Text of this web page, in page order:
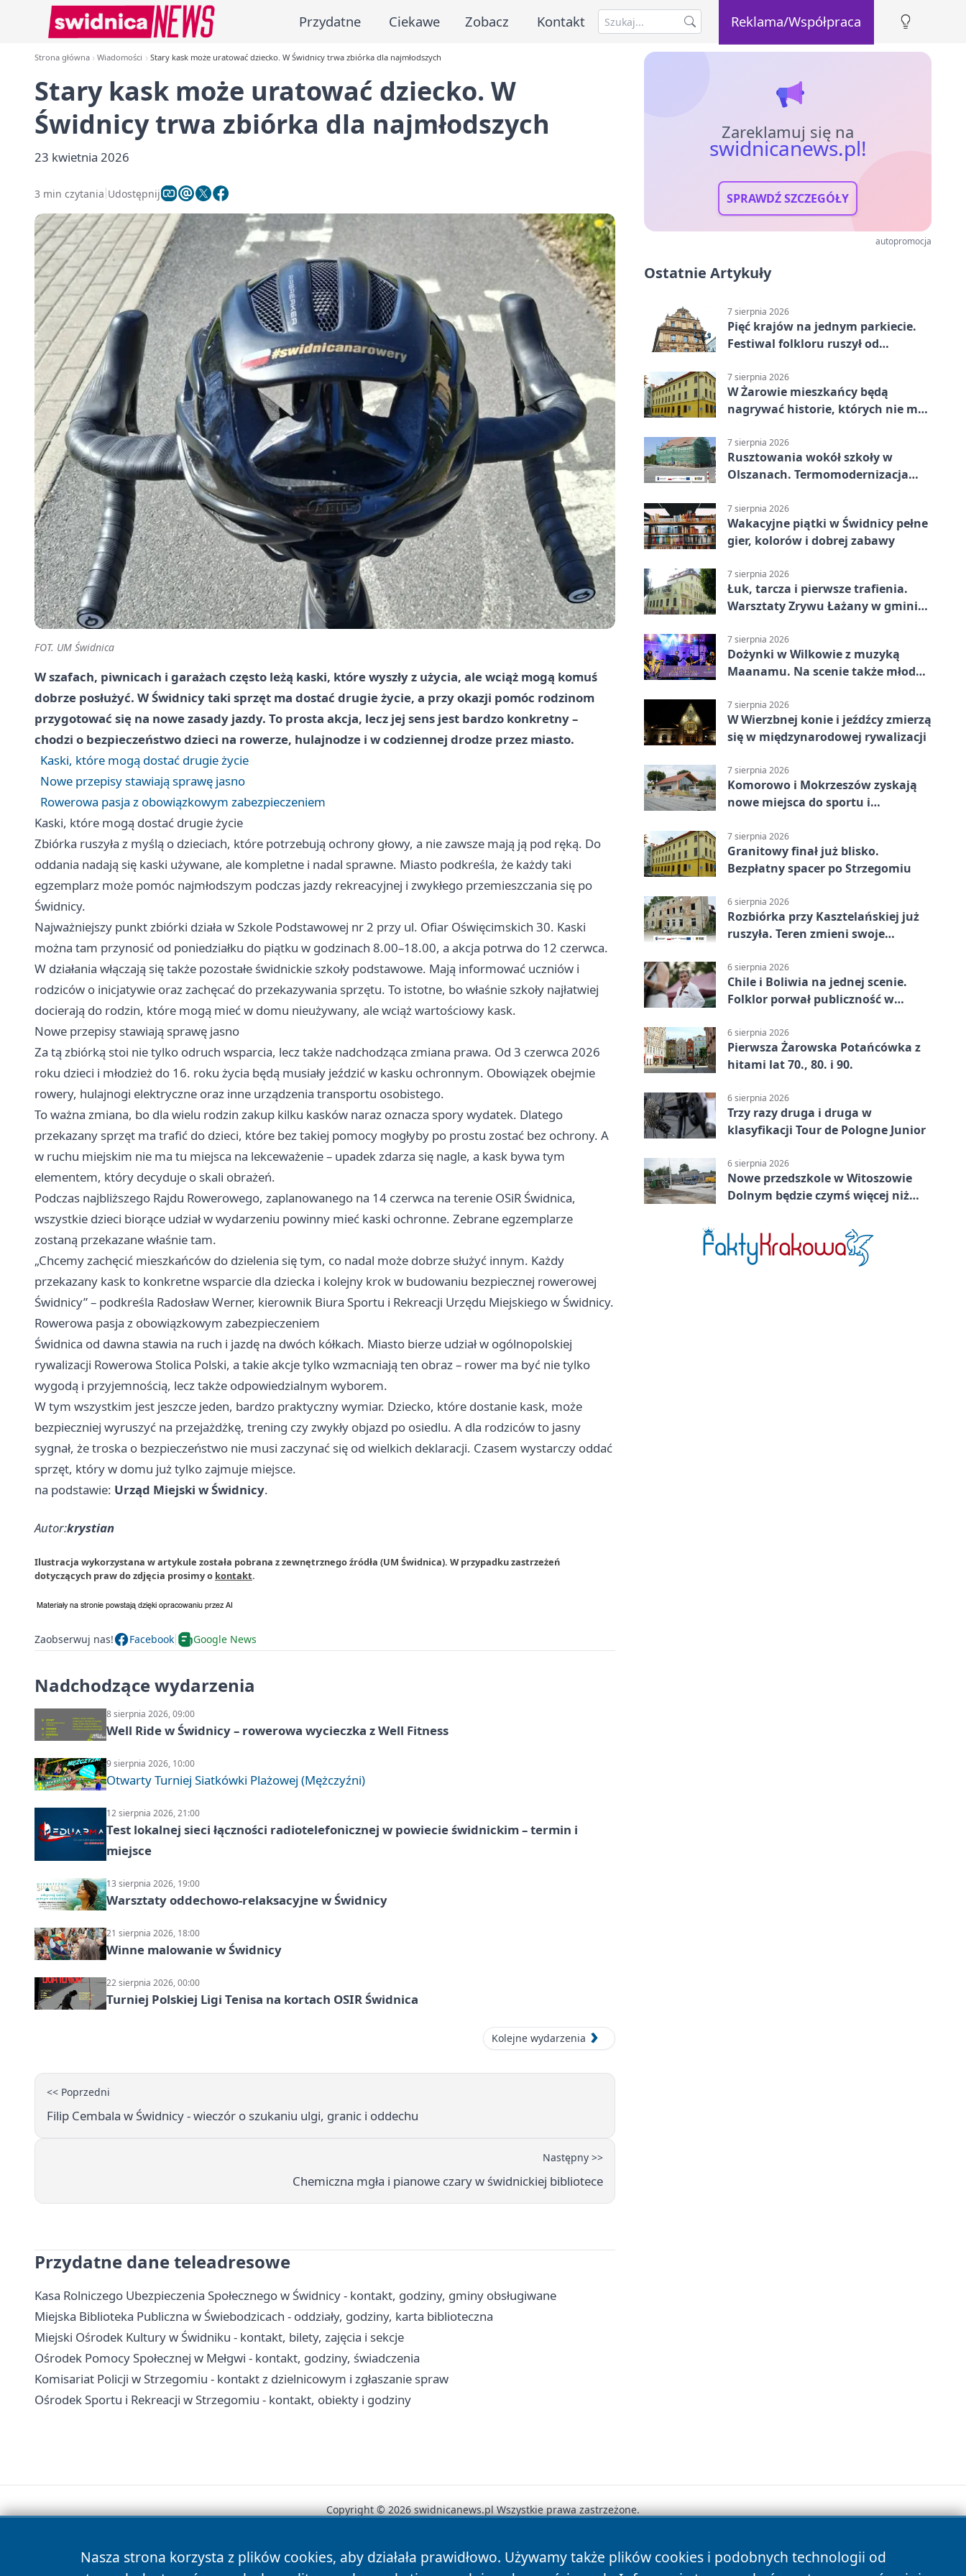
Przydatne Ciekawe Zobacz Kontakt Reklama/Współpraca
Strona główna Wiadomości Stary kask może uratować dziecko. W Świdnicy trwa zbiórka dla najmłodszych
Stary kask może uratować dziecko. W
Świdnicy trwa zbiórka dla najmłodszych
23 kwietnia 2026
3 min czytania Udostępnij
FOT. UM Świdnica
W szafach, piwnicach i garażach często leżą kaski, które wyszły z użycia, ale wciąż mogą komuś
dobrze posłużyć. W Świdnicy taki sprzęt ma dostać drugie życie, a przy okazji pomóc rodzinom
przygotować się na nowe zasady jazdy. To prosta akcja, lecz jej sens jest bardzo konkretny –
chodzi o bezpieczeństwo dzieci na rowerze, hulajnodze i w codziennej drodze przez miasto.
Kaski, które mogą dostać drugie życie
Nowe przepisy stawiają sprawę jasno
Rowerowa pasja z obowiązkowym zabezpieczeniem
Kaski, które mogą dostać drugie życie
Zbiórka ruszyła z myślą o dzieciach, które potrzebują ochrony głowy, a nie zawsze mają ją pod ręką. Do
oddania nadają się kaski używane, ale kompletne i nadal sprawne. Miasto podkreśla, że każdy taki
egzemplarz może pomóc najmłodszym podczas jazdy rekreacyjnej i zwykłego przemieszczania się po
Świdnicy.
Najważniejszy punkt zbiórki działa w Szkole Podstawowej nr 2 przy ul. Ofiar Oświęcimskich 30. Kaski
można tam przynosić od poniedziałku do piątku w godzinach 8.00–18.00, a akcja potrwa do 12 czerwca.
W działania włączają się także pozostałe świdnickie szkoły podstawowe. Mają informować uczniów i
rodziców o inicjatywie oraz zachęcać do przekazywania sprzętu. To istotne, bo właśnie szkoły najłatwiej
docierają do rodzin, które mogą mieć w domu nieużywany, ale wciąż wartościowy kask.
Nowe przepisy stawiają sprawę jasno
Za tą zbiórką stoi nie tylko odruch wsparcia, lecz także nadchodząca zmiana prawa. Od 3 czerwca 2026
roku dzieci i młodzież do 16. roku życia będą musiały jeździć w kasku ochronnym. Obowiązek obejmie
rowery, hulajnogi elektryczne oraz inne urządzenia transportu osobistego.
To ważna zmiana, bo dla wielu rodzin zakup kilku kasków naraz oznacza spory wydatek. Dlatego
przekazany sprzęt ma trafić do dzieci, które bez takiej pomocy mogłyby po prostu zostać bez ochrony. A
w ruchu miejskim nie ma tu miejsca na lekceważenie – upadek zdarza się nagle, a kask bywa tym
elementem, który decyduje o skali obrażeń.
Podczas najbliższego Rajdu Rowerowego, zaplanowanego na 14 czerwca na terenie OSiR Świdnica,
wszystkie dzieci biorące udział w wydarzeniu powinny mieć kaski ochronne. Zebrane egzemplarze
zostaną przekazane właśnie tam.
„Chcemy zachęcić mieszkańców do dzielenia się tym, co nadal może dobrze służyć innym. Każdy
przekazany kask to konkretne wsparcie dla dziecka i kolejny krok w budowaniu bezpiecznej rowerowej
Świdnicy” – podkreśla Radosław Werner, kierownik Biura Sportu i Rekreacji Urzędu Miejskiego w Świdnicy.
Rowerowa pasja z obowiązkowym zabezpieczeniem
Świdnica od dawna stawia na ruch i jazdę na dwóch kółkach. Miasto bierze udział w ogólnopolskiej
rywalizacji Rowerowa Stolica Polski, a takie akcje tylko wzmacniają ten obraz – rower ma być nie tylko
wygodą i przyjemnością, lecz także odpowiedzialnym wyborem.
W tym wszystkim jest jeszcze jeden, bardzo praktyczny wymiar. Dziecko, które dostanie kask, może
bezpieczniej wyruszyć na przejażdżkę, trening czy zwykły objazd po osiedlu. A dla rodziców to jasny
sygnał, że troska o bezpieczeństwo nie musi zaczynać się od wielkich deklaracji. Czasem wystarczy oddać
sprzęt, który w domu już tylko zajmuje miejsce.
na podstawie: Urząd Miejski w Świdnicy.
Autor:krystian
Ilustracja wykorzystana w artykule została pobrana z zewnętrznego źródła (UM Świdnica). W przypadku zastrzeżeń
dotyczących praw do zdjęcia prosimy o kontakt.
Zaobserwuj nas! Facebook Google News
Nadchodzące wydarzenia
8 sierpnia 2026, 09:00
Well Ride w Świdnicy – rowerowa wycieczka z Well Fitness
9 sierpnia 2026, 10:00
Otwarty Turniej Siatkówki Plażowej (Mężczyźni)
12 sierpnia 2026, 21:00
Test lokalnej sieci łączności radiotelefonicznej w powiecie świdnickim – termin i
miejsce
13 sierpnia 2026, 19:00
Warsztaty oddechowo-relaksacyjne w Świdnicy
21 sierpnia 2026, 18:00
Winne malowanie w Świdnicy
22 sierpnia 2026, 00:00
Turniej Polskiej Ligi Tenisa na kortach OSIR Świdnica
Kolejne wydarzenia
<< Poprzedni
Filip Cembala w Świdnicy - wieczór o szukaniu ulgi, granic i oddechu
Następny >>
Chemiczna mgła i pianowe czary w świdnickiej bibliotece
Przydatne dane teleadresowe
Kasa Rolniczego Ubezpieczenia Społecznego w Świdnicy - kontakt, godziny, gminy obsługiwane
Miejska Biblioteka Publiczna w Świebodzicach - oddziały, godziny, karta biblioteczna
Miejski Ośrodek Kultury w Świdniku - kontakt, bilety, zajęcia i sekcje
Ośrodek Pomocy Społecznej w Mełgwi - kontakt, godziny, świadczenia
Komisariat Policji w Strzegomiu - kontakt z dzielnicowym i zgłaszanie spraw
Ośrodek Sportu i Rekreacji w Strzegomiu - kontakt, obiekty i godziny
Zareklamuj się na
swidnicanews.pl!
SPRAWDŹ SZCZEGÓŁY
autopromocja
Ostatnie Artykuły
7 sierpnia 2026
Pięć krajów na jednym parkiecie.
Festiwal folkloru ruszył od
7 sierpnia 2026
W Żarowie mieszkańcy będą
nagrywać historie, których nie ma
7 sierpnia 2026
Rusztowania wokół szkoły w
Olszanach. Termomodernizacja
7 sierpnia 2026
Wakacyjne piątki w Świdnicy pełne
gier, kolorów i dobrej zabawy
7 sierpnia 2026
Łuk, tarcza i pierwsze trafienia.
Warsztaty Zrywu Łażany w gminie
7 sierpnia 2026
Dożynki w Wilkowie z muzyką
Maanamu. Na scenie także młode
7 sierpnia 2026
W Wierzbnej konie i jeźdźcy zmierzą
się w międzynarodowej rywalizacji
7 sierpnia 2026
Komorowo i Mokrzeszów zyskają
nowe miejsca do sportu i
7 sierpnia 2026
Granitowy finał już blisko.
Bezpłatny spacer po Strzegomiu
6 sierpnia 2026
Rozbiórka przy Kasztelańskiej już
ruszyła. Teren zmieni swoje
6 sierpnia 2026
Chile i Boliwia na jednej scenie.
Folklor porwał publiczność w
6 sierpnia 2026
Pierwsza Żarowska Potańcówka z
hitami lat 70., 80. i 90.
6 sierpnia 2026
Trzy razy druga i druga w
klasyfikacji Tour de Pologne Junior
6 sierpnia 2026
Nowe przedszkole w Witoszowie
Dolnym będzie czymś więcej niż
Nasza strona korzysta z plików cookies, aby działała prawidłowo. Używamy także plików cookies i podobnych technologii od
Copyright © 2026 swidnicanews.pl Wszystkie prawa zastrzeżone.
News Autorzy Polityka Prywatności Polityka Cookies